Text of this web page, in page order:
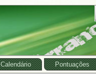
Calendário Pontuações